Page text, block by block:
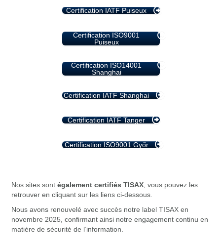
Certification IATF Puiseux
Certification ISO9001
Puiseux
Certification ISO14001
Shanghai
Certification IATF Shanghai
Certification IATF Tanger
Certification ISO9001 Győr
Nos sites sont également certifiés TISAX, vous pouvez les
retrouver en cliquant sur les liens ci-dessous.
Nous avons renouvelé avec succès notre label TISAX en
novembre 2025, confirmant ainsi notre engagement continu en
matière de sécurité de l’information.